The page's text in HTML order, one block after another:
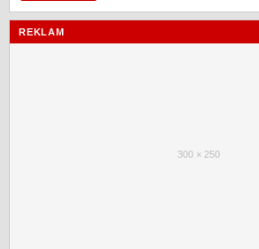
REKLAM
300 × 250